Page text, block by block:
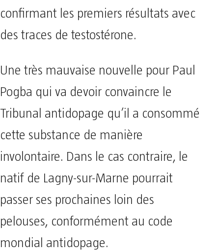
confirmant les premiers résultats avec
des traces de testostérone.
Une très mauvaise nouvelle pour Paul
Pogba qui va devoir convaincre le
Tribunal antidopage qu’il a consommé
cette substance de manière
involontaire. Dans le cas contraire, le
natif de Lagny-sur-Marne pourrait
passer ses prochaines loin des
pelouses, conformément au code
mondial antidopage.